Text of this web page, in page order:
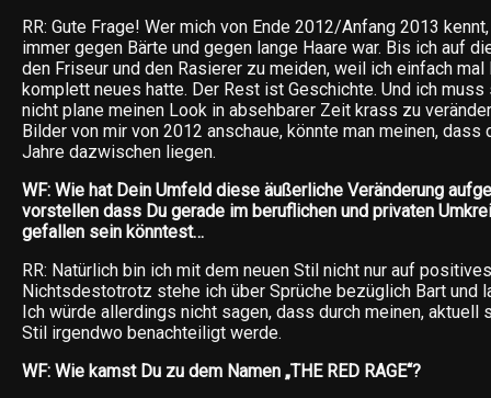
RR: Gute Frage! Wer mich von Ende 2012/Anfang 2013
immer gegen Bärte und gegen lange Haare war. Bis ich auf
den Friseur und den Rasierer zu meiden, weil ich einfach
komplett neues hatte. Der Rest ist Geschichte. Und ich
nicht plane meinen Look in absehbarer Zeit krass zu
Bilder von mir von 2012 anschaue, könnte man meinen, dass
Jahre dazwischen liegen.
WF: Wie hat Dein Umfeld diese äußerliche Veränderung
vorstellen dass Du gerade im beruflichen und privaten
gefallen sein könntest…
RR: Natürlich bin ich mit dem neuen Stil nicht nur auf
Nichtsdestotrotz stehe ich über Sprüche bezüglich Bart und
Ich würde allerdings nicht sagen, dass durch meinen, aktuell
Stil irgendwo benachteiligt werde.
WF: Wie kamst Du zu dem Namen „THE RED RAGE“?